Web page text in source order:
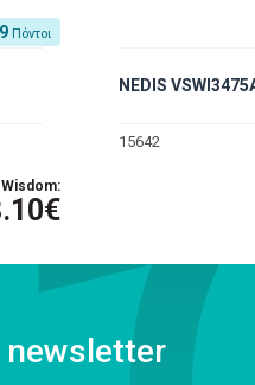
Πόντοι
Wisdom:
NEDIS
15642
newsletter